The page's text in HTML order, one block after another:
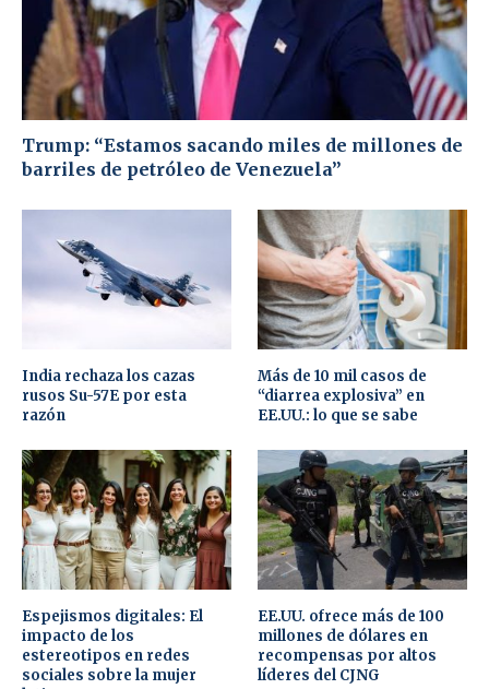
Trump: “Estamos sacando miles de millones de
barriles de petróleo de Venezuela”
India rechaza los cazas
rusos Su-57E por esta
razón
Más de 10 mil casos de
“diarrea explosiva” en
EE.UU.: lo que se sabe
Espejismos digitales: El
impacto de los
estereotipos en redes
sociales sobre la mujer
EE.UU. ofrece más de 100
millones de dólares en
recompensas por altos
líderes del CJNG